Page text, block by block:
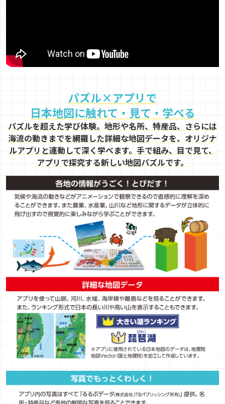
パズル×アプリで
日本地図に触れて・見て・学べる
パズルを超えた学び体験。地形や名所、特産品、さらには
海流の動きまでを網羅した詳細な地図データを、オリジナ
ルアプリと連動して深く学べます。手で組み、目で見て、
アプリで探究する新しい地図パズルです。